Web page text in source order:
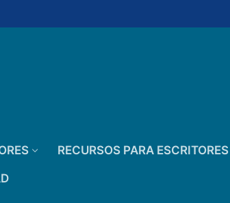
RECURSOS PARA ESCRITORES